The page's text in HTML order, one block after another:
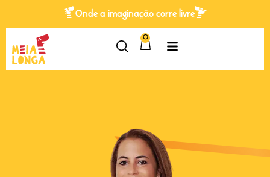
Onde a imaginação corre livre
0